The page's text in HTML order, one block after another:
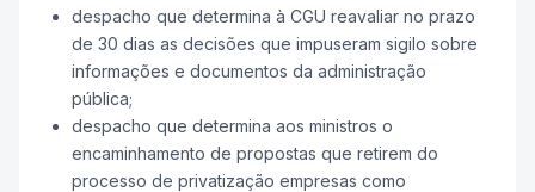
despacho que determina à CGU reavaliar no prazo
de 30 dias as decisões que impuseram sigilo sobre
informações e documentos da administração
pública;
despacho que determina aos ministros o
encaminhamento de propostas que retirem do
processo de privatização empresas como